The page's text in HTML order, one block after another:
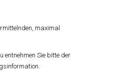
maximal
entnehmen Sie bitte der